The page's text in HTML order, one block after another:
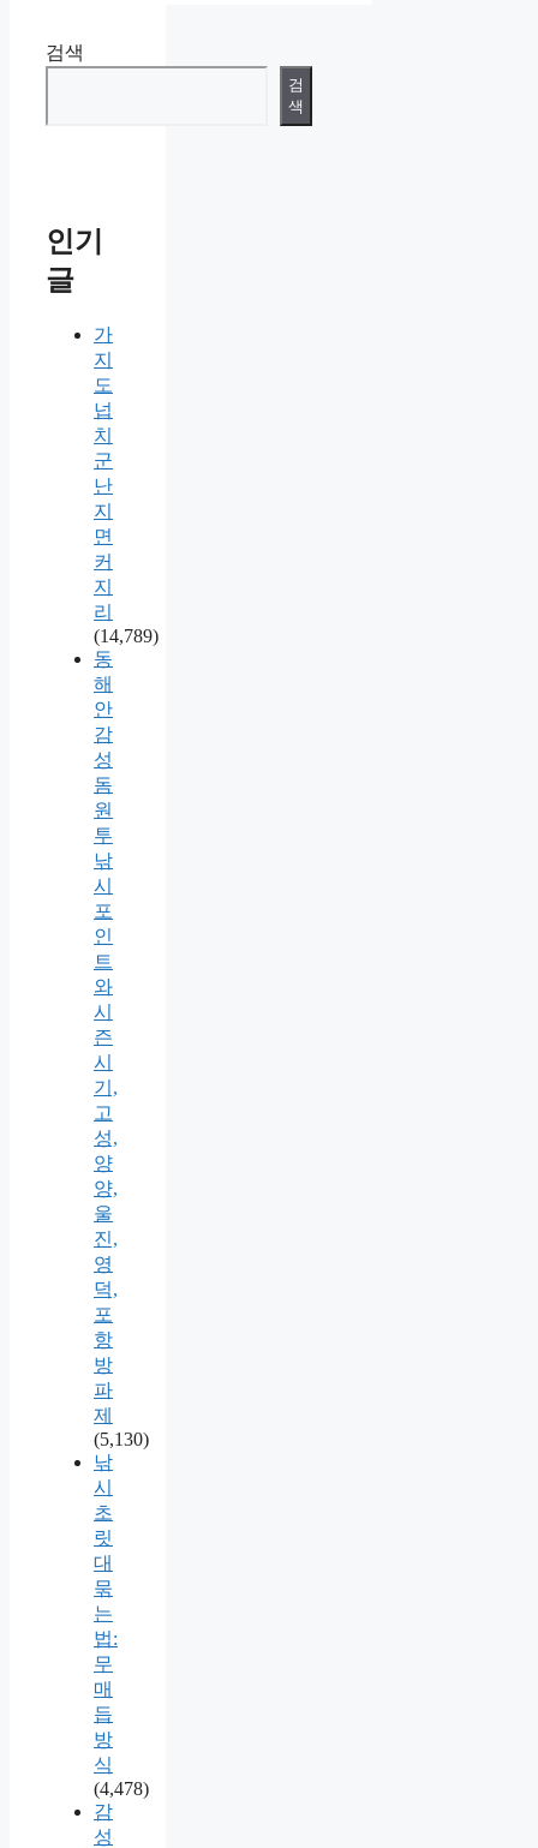
검색
검
색
인기
글
가
지
도
넙
치
군
난
지
면
커
지
리
(14,789)
동
해
안
감
성
돔
원
투
낚
시
포
인
트
와
시
즌
시
기,
고
성,
양
양,
울
진,
영
덕,
포
항
방
파
제
(5,130)
낚
시
초
릿
대
묶
는
법:
무
매
듭
방
식
(4,478)
감
성